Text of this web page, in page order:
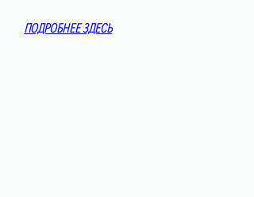
ПОДРОБНЕЕ ЗДЕСЬ